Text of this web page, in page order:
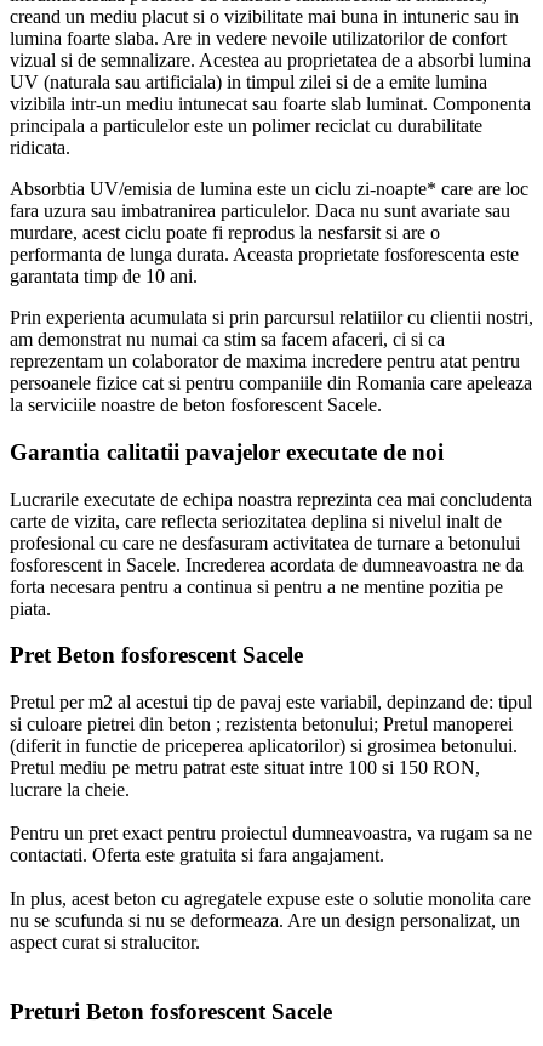
creand un mediu placut si o vizibilitate mai buna in intuneric sau in
lumina foarte slaba. Are in vedere nevoile utilizatorilor de confort
vizual si de semnalizare. Acestea au proprietatea de a absorbi lumina
UV (naturala sau artificiala) in timpul zilei si de a emite lumina
vizibila intr-un mediu intunecat sau foarte slab luminat. Componenta
principala a particulelor este un polimer reciclat cu durabilitate
ridicata.
Absorbtia UV/emisia de lumina este un ciclu zi-noapte* care are loc
fara uzura sau imbatranirea particulelor. Daca nu sunt avariate sau
murdare, acest ciclu poate fi reprodus la nesfarsit si are o
performanta de lunga durata. Aceasta proprietate fosforescenta este
garantata timp de 10 ani.
Prin experienta acumulata si prin parcursul relatiilor cu clientii nostri,
am demonstrat nu numai ca stim sa facem afaceri, ci si ca
reprezentam un colaborator de maxima incredere pentru atat pentru
persoanele fizice cat si pentru companiile din Romania care apeleaza
la serviciile noastre de beton fosforescent Sacele.
Garantia calitatii pavajelor executate de noi
Lucrarile executate de echipa noastra reprezinta cea mai concludenta
carte de vizita, care reflecta seriozitatea deplina si nivelul inalt de
profesional cu care ne desfasuram activitatea de turnare a betonului
fosforescent in Sacele. Increderea acordata de dumneavoastra ne da
forta necesara pentru a continua si pentru a ne mentine pozitia pe
piata.
Pret Beton fosforescent Sacele
Pretul per m2 al acestui tip de pavaj este variabil, depinzand de: tipul
si culoare pietrei din beton ; rezistenta betonului; Pretul manoperei
(diferit in functie de priceperea aplicatorilor) si grosimea betonului.
Pretul mediu pe metru patrat este situat intre 100 si 150 RON,
lucrare la cheie.
Pentru un pret exact pentru proiectul dumneavoastra, va rugam sa ne
contactati. Oferta este gratuita si fara angajament.
In plus, acest beton cu agregatele expuse este o solutie monolita care
nu se scufunda si nu se deformeaza. Are un design personalizat, un
aspect curat si stralucitor.
Preturi Beton fosforescent Sacele